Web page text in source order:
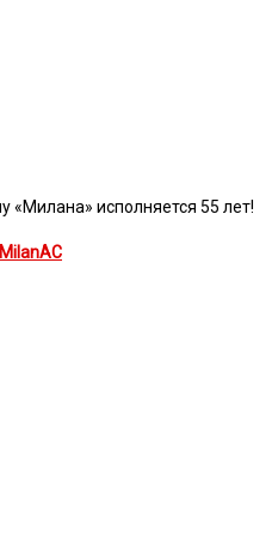
исполняется 55 лет!